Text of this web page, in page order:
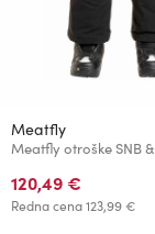
Meatfly
120,49 €
Redna cena123,99 €